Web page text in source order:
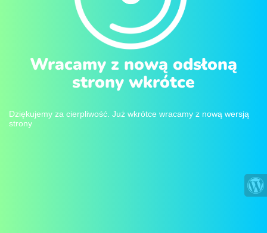
Wracamy z nową odsłoną
strony wkrótce
Dziękujemy za cierpliwość. Już wkrótce wracamy z nową wersją
strony